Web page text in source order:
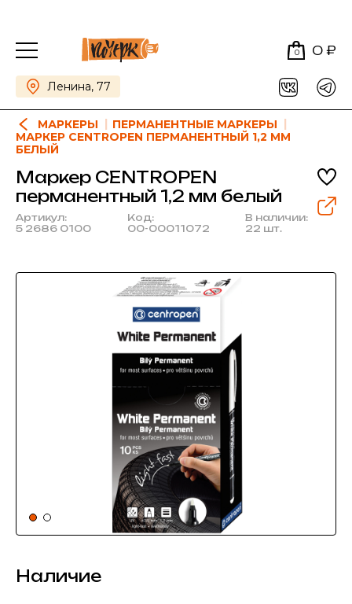
0 0 ₽
Ленина, 77
МАРКЕРЫ
ПЕРМАНЕНТНЫЕ МАРКЕРЫ
МАРКЕР CENTROPEN ПЕРМАНЕНТНЫЙ 1,2 ММ
БЕЛЫЙ
Маркер CENTROPEN
перманентный 1,2 мм белый
Артикул:
5 2686 0100
Код:
00-00011072
В наличии:
22 шт.
Наличие